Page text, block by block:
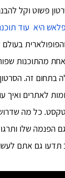
פשוט וקל
היא עוד
בעולם
מהתוכנות
בתחום זה.
לאתרים ואיך
כל מה
הפנמה שלו
תדעו גם אתם